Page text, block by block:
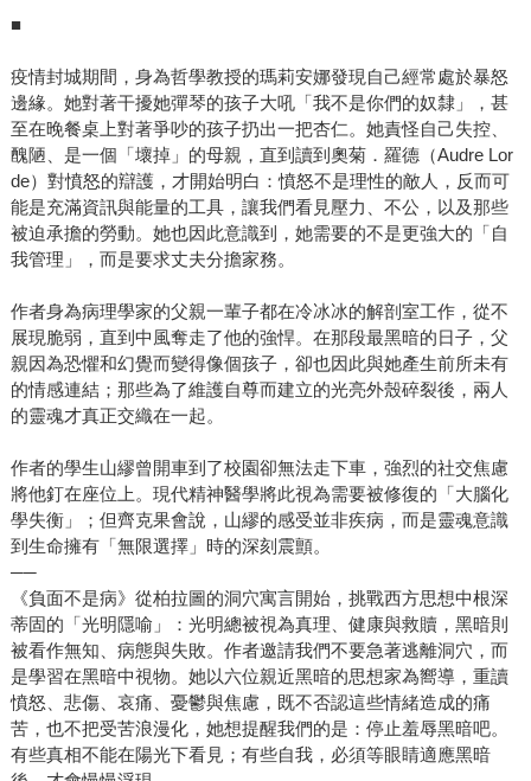
■
疫情封城期間，身為哲學教授的瑪莉安娜發現自己經常處於暴怒
邊緣。她對著干擾她彈琴的孩子大吼「我不是你們的奴隸」，甚
至在晚餐桌上對著爭吵的孩子扔出一把杏仁。她責怪自己失控、
醜陋、是一個「壞掉」的母親，直到讀到奧菊．羅德（Audre Lor
de）對憤怒的辯護，才開始明白：憤怒不是理性的敵人，反而可
能是充滿資訊與能量的工具，讓我們看見壓力、不公，以及那些
被迫承擔的勞動。她也因此意識到，她需要的不是更強大的「自
我管理」，而是要求丈夫分擔家務。
作者身為病理學家的父親一輩子都在冷冰冰的解剖室工作，從不
展現脆弱，直到中風奪走了他的強悍。在那段最黑暗的日子，父
親因為恐懼和幻覺而變得像個孩子，卻也因此與她產生前所未有
的情感連結；那些為了維護自尊而建立的光亮外殼碎裂後，兩人
的靈魂才真正交織在一起。
作者的學生山繆曾開車到了校園卻無法走下車，強烈的社交焦慮
將他釘在座位上。現代精神醫學將此視為需要被修復的「大腦化
學失衡」；但齊克果會說，山繆的感受並非疾病，而是靈魂意識
到生命擁有「無限選擇」時的深刻震顫。
──
《負面不是病》從柏拉圖的洞穴寓言開始，挑戰西方思想中根深
蒂固的「光明隱喻」：光明總被視為真理、健康與救贖，黑暗則
被看作無知、病態與失敗。作者邀請我們不要急著逃離洞穴，而
是學習在黑暗中視物。她以六位親近黑暗的思想家為嚮導，重讀
憤怒、悲傷、哀痛、憂鬱與焦慮，既不否認這些情緒造成的痛
苦，也不把受苦浪漫化，她想提醒我們的是：停止羞辱黑暗吧。
有些真相不能在陽光下看見；有些自我，必須等眼睛適應黑暗